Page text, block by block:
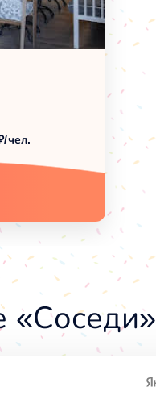
чел.
«Соседи»